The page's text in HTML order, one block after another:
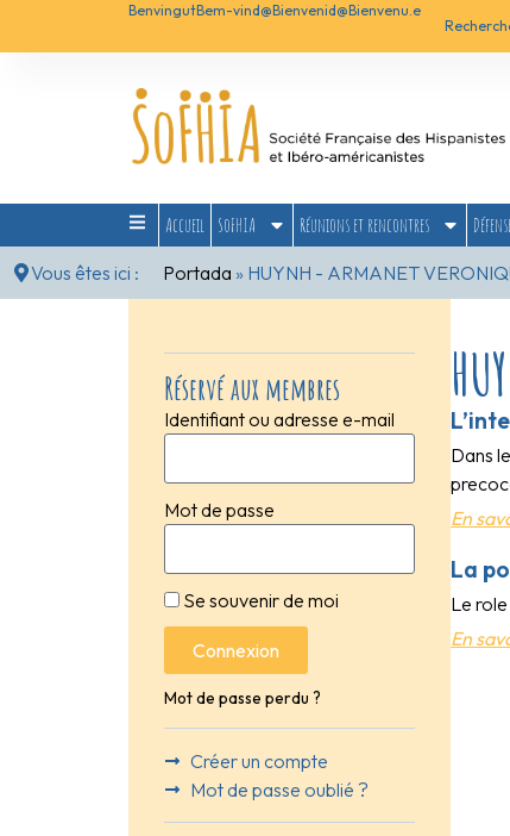
BenvingutBem-vind@Bienvenid@Bienvenu.e
Accueil SoFHIA Réunions et rencontres
Vous êtes ici :
Portada » HUYNH - ARMANET
Réservé aux membres
Identifiant ou adresse e-mail
Mot de passe
Se souvenir de moi
Connexion
Mot de passe perdu ?
Créer un compte
Mot de passe oublié ?
Dans
En
La
Le
En